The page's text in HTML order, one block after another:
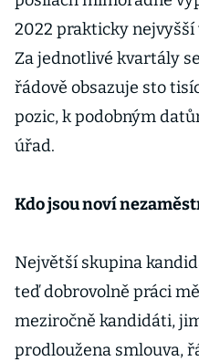
2022 prakticky
Za jednotlivé kvartály
řádově obsazuje sto
pozic, k podobným
úřad.
Kdo jsou noví
Největší skupina
teď dobrovolně práci
meziročně kandidáti,
prodloužena smlouva,